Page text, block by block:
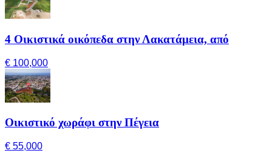
4 Οικιστικά οικόπεδα στην Λακατάμεια, από
€ 100,000
Οικιστικό χωράφι στην Πέγεια
€ 55,000